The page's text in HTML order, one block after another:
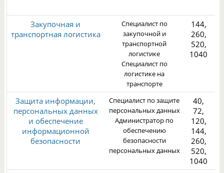
Закупочная и
транспортная логистика
Специалист по
закупочной и
транспортной
логистике
Специалист по
логистике на
транспорте
144,
260,
520,
1040
Защита информации,
персональных данных
и обеспечение
информационной
безопасности
Специалист по защите
персональных данных
Администратор по
обеспечению
безопасности
персональных данных
40,
72,
120,
144,
260,
520,
1040